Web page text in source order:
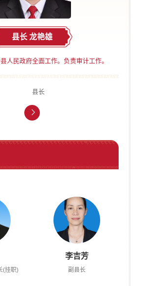
县长 龙艳雄
人民政府全面工作。负责审计工作。
县长
(挂职)
李吉芳
副县长